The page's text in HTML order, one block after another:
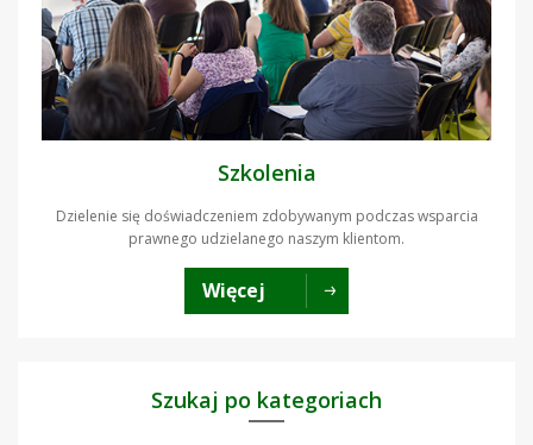
Szkolenia
Dzielenie się doświadczeniem zdobywanym podczas wsparcia
prawnego udzielanego naszym klientom.
Więcej
Szukaj po kategoriach